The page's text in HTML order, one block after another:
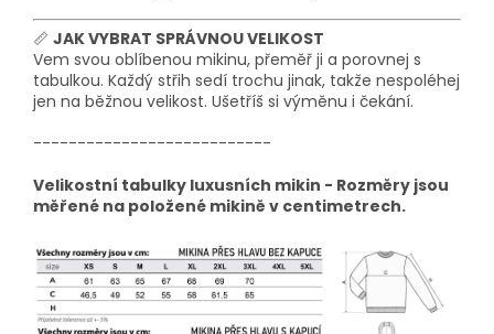
📏 JAK VYBRAT SPRÁVNOU VELIKOST
Vem svou oblíbenou mikinu, přeměř ji a porovnej s
tabulkou. Každý střih sedí trochu jinak, takže nespoléhej
jen na běžnou velikost. Ušetříš si výměnu i čekání.
---------------------------
Velikostní tabulky luxusních mikin - Rozměry jsou
měřené na položené mikině v centimetrech.